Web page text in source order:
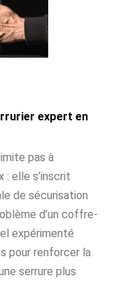
expert en
pas à
: elle s’inscrit
de sécurisation
d’un coffre-
expérimenté
pour renforcer la
serrure plus